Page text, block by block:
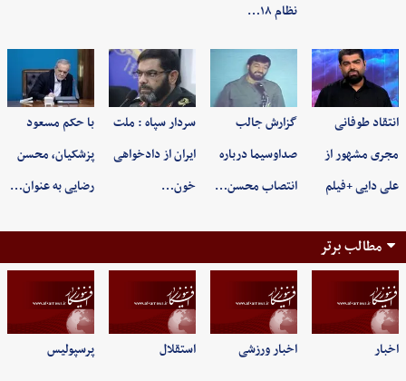
نظام ۱۸…
انتقاد طوفانی
مجری مشهور از
علی دایی +فیلم
گزارش جالب
صداوسیما درباره
انتصاب محسن…
سردار سپاه : ملت
ایران از دادخواهی
خون…
با حکم مسعود
پزشکیان، محسن
رضایی به عنوان…
مطالب برتر
اخبار اخبار ورزشی استقلال پرسپولیس